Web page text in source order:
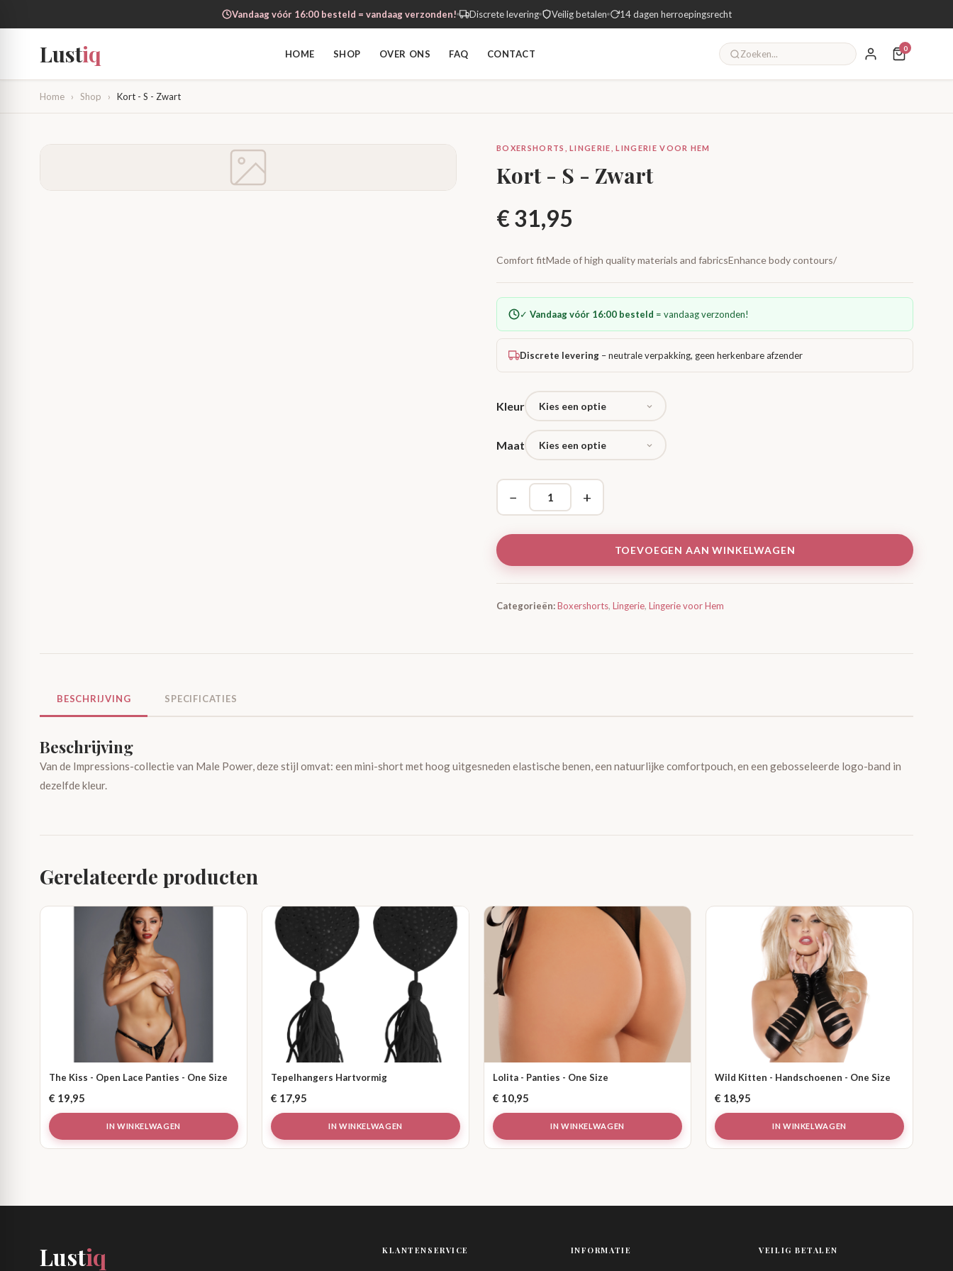
Vandaag vóór 16:00 besteld = vandaag verzonden! Discrete levering Veilig betalen 14 dagen herroepingsrecht
Lustiq HOME SHOP OVER ONS FAQ CONTACT
0
Home › Shop › Kort - S - Zwart
BOXERSHORTS, LINGERIE, LINGERIE VOOR HEM
Kort - S - Zwart
€31,95
Comfort fitMade of high quality materials and fabricsEnhance body contours/
✓ Vandaag vóór 16:00 besteld = vandaag verzonden!
Discrete levering – neutrale verpakking, geen herkenbare afzender
Kleur
Maat
− +
TOEVOEGEN AAN WINKELWAGEN
Categorieën:Boxershorts, Lingerie, Lingerie voor Hem
BESCHRIJVING SPECIFICATIES
Beschrijving
Van de Impressions-collectie van Male Power, deze stijl omvat: een mini-short met hoog uitgesneden elastische benen, een natuurlijke comfortpouch, en een gebosseleerde logo-band in
dezelfde kleur.
Gerelateerde producten
The Kiss - Open Lace Panties - One Size
€ 19,95
IN WINKELWAGEN
Tepelhangers Hartvormig
€ 17,95
IN WINKELWAGEN
Lolita - Panties - One Size
€ 10,95
IN WINKELWAGEN
Wild Kitten - Handschoenen - One Size
€ 18,95
IN WINKELWAGEN
Lustiq KLANTENSERVICE INFORMATIE VEILIG BETALEN